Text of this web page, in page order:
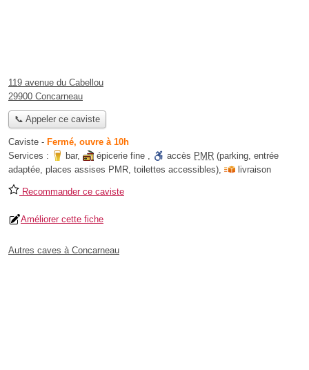
119 avenue du Cabellou
29900 Concarneau
📞 Appeler ce caviste
Caviste - Fermé, ouvre à 10h
Services :
bar, épicerie fine , accès PMR (parking, entrée
adaptée, places assises PMR, toilettes accessibles), livraison
Recommander ce caviste
Améliorer cette fiche
Autres caves à Concarneau